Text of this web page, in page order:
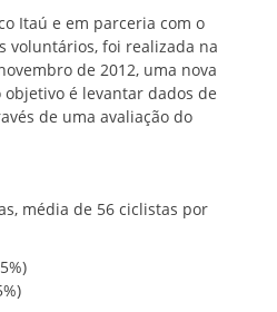
Itaú e em parceria com o
voluntários, foi realizada na
de 2012, uma nova
é levantar dados de
de uma avaliação do
média de 56 ciclistas por